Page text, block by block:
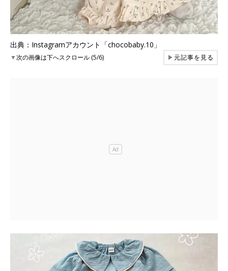
出典：Instagramアカウント「chocobaby.10」
▼次の画像は下へスクロール (5/6) ▶元記事を見る